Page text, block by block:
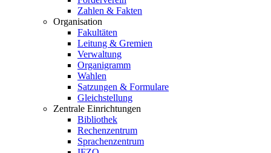
Zahlen & Fakten
Organisation
Fakultäten
Leitung & Gremien
Verwaltung
Organigramm
Wahlen
Satzungen & Formulare
Gleichstellung
Zentrale Einrichtungen
Bibliothek
Rechenzentrum
Sprachenzentrum